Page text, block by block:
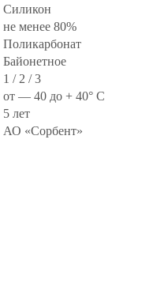
Силикон
не менее 80%
Поликарбонат
Байонетное
1 / 2 / 3
от — 40 до + 40° C
5 лет
АО «Сорбент»